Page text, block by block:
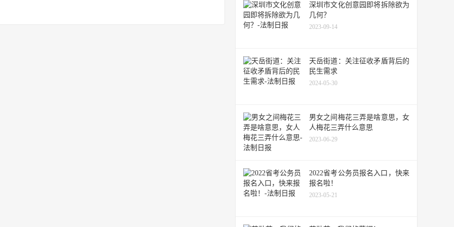
深圳市文化创意园即将拆除欲为
几何？
2023-09-14
天岳街道：关注征收矛盾背后的
民生需求
2024-05-30
男女之间梅花三弄是啥意思，女
人梅花三弄什么意思
2023-06-29
2022省考公务员报名入口，快来
报名啦！
2023-05-21